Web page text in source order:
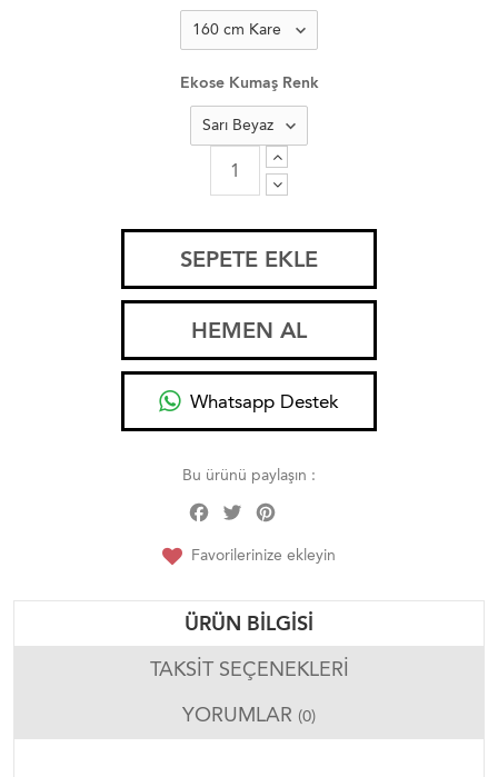
Ekose Kumaş Renk
SEPETE EKLE
HEMEN AL
Whatsapp Destek
Bu ürünü paylaşın :
Facebook
Twitter
Favorilerinize ekleyin
ÜRÜN BILGISI
TAKSIT SEÇENEKLERI
YORUMLAR (0)